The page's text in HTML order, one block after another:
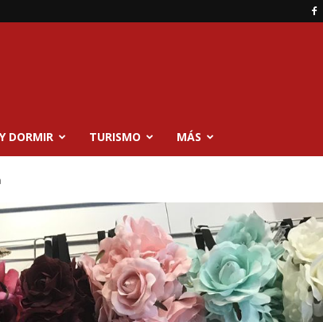
DORMIR TURISMO MÁS